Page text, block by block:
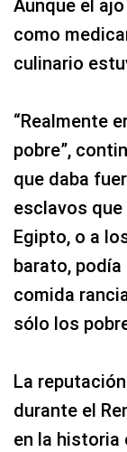
Aunque el
como
culinario
“Realmente
pobre”,
que daba
esclavos
Egipto, o a
barato,
comida
sólo los
La
durante el
en la historia